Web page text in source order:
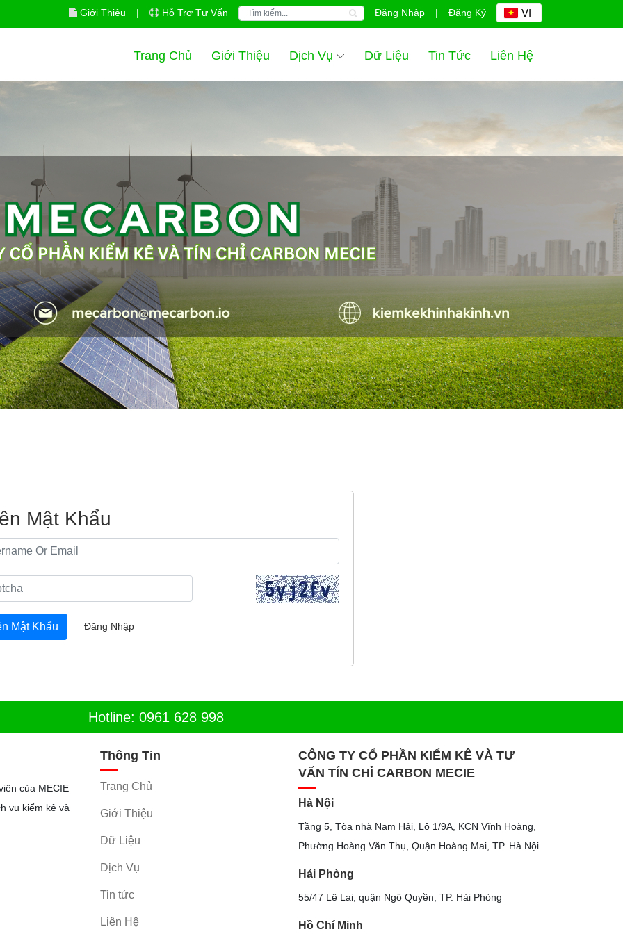
Giới Thiệu | Hỗ Trợ Tư Vấn Đăng Nhập | Đăng Ký VI
Trang Chủ Giới Thiệu Dịch Vụ Dữ Liệu Tin Tức Liên Hệ
Mật Khẩu
Mật Khẩu Đăng Nhập
Hotline: 0961 628 998
của MECIE
vụ kiểm kê và
Thông Tin
Trang Chủ
Giới Thiệu
Dữ Liệu
Dịch Vụ
Tin tức
Liên Hệ
CÔNG TY CỔ PHẦN KIỂM KÊ VÀ TƯ
VẤN TÍN CHỈ CARBON MECIE
Hà Nội
Tầng 5, Tòa nhà Nam Hải, Lô 1/9A, KCN Vĩnh Hoàng,
Phường Hoàng Văn Thụ, Quận Hoàng Mai, TP. Hà Nội
Hải Phòng
55/47 Lê Lai, quận Ngô Quyền, TP. Hải Phòng
Hồ Chí Minh